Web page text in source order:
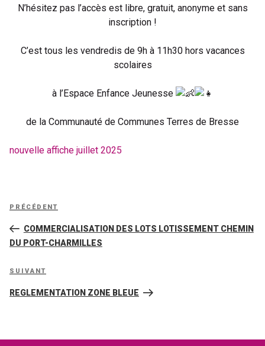
N’hésitez pas l’accès est libre, gratuit, anonyme et sans
inscription !
C’est tous les vendredis de 9h à 11h30 hors vacances
scolaires
à l’Espace Enfance Jeunesse
de la Communauté de Communes Terres de Bresse
nouvelle affiche juillet 2025
de
l’article
Article
PRÉCÉDENT
COMMERCIALISATION DES LOTS LOTISSEMENT CHEMIN
DU PORT-CHARMILLES
Article
SUIVANT
REGLEMENTATION ZONE BLEUE